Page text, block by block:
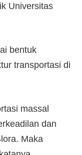
Universitas
bentuk
transportasi di
massal
dan
Maka